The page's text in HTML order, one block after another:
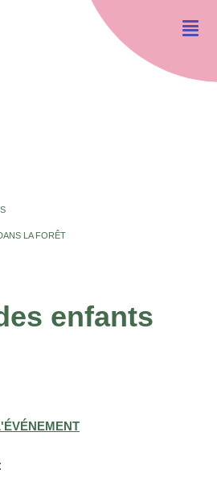
LA FORÊT
enfants